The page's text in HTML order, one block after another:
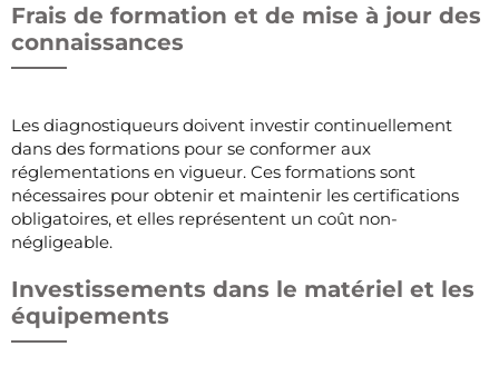
Frais de formation et de mise à jour des
connaissances
Les diagnostiqueurs doivent investir continuellement
dans des formations pour se conformer aux
réglementations en vigueur. Ces formations sont
nécessaires pour obtenir et maintenir les certifications
obligatoires, et elles représentent un coût non-
négligeable.
Investissements dans le matériel et les
équipements